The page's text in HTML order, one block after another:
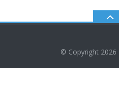
© Copyright 2026